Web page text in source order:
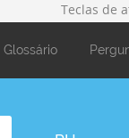
Teclas de
Glossário